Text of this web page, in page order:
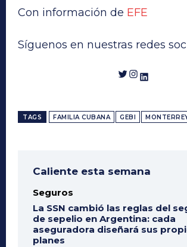
Con información de EFE
Síguenos en nuestras redes
Twitter InstagramLinkedIn
TAGS FAMILIA CUBANA GEBI
Caliente esta semana
Seguros
La SSN cambió las reglas del
de sepelio en Argentina: cada
aseguradora diseñará sus
planes